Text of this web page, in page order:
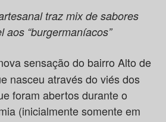
traz mix de sabores
aos “burgermaníacos”
sensação do bairro Alto de
nasceu através do viés dos
foram abertos durante o
(inicialmente somente em